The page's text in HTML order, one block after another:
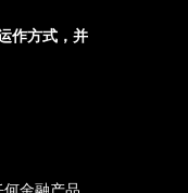
作方式，并